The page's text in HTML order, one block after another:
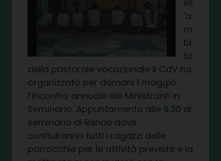
ell
’a
m
bi
to
della pastorale vocazionale il CdV ha
organizzato per domani 1 maggio
l’incontro annuale dei Ministranti in
Seminario. Appuntamento alle 9.30 al
seminario di Rende dove
confluiranno tutti i ragazzi delle
parrocchie per le attività previste e la